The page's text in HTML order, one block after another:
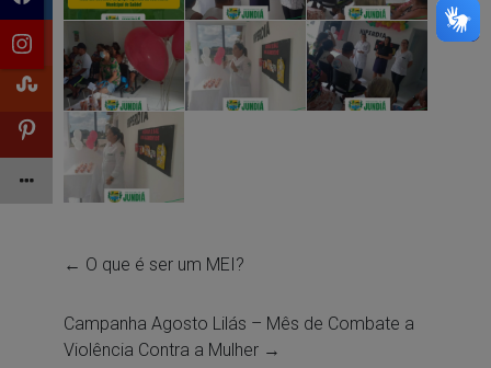
← O que é ser um MEI?
Campanha Agosto Lilás – Mês de Combate a
Violência Contra a Mulher →